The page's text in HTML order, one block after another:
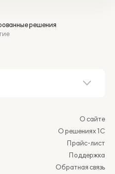
решения
О сайте
О решениях 1С
Прайс-лист
Поддержка
Обратная связь